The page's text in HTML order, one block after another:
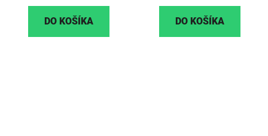
DO KOŠÍKA DO KOŠÍKA